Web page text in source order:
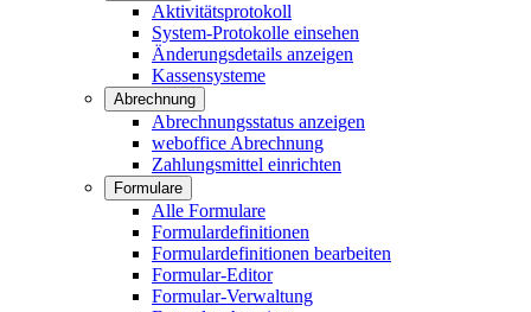
Aktivitätsprotokoll
System-Protokolle einsehen
Änderungsdetails anzeigen
Kassensysteme
Abrechnung
Abrechnungsstatus anzeigen
weboffice Abrechnung
Zahlungsmittel einrichten
Formulare
Alle Formulare
Formulardefinitionen
Formulardefinitionen bearbeiten
Formular-Editor
Formular-Verwaltung